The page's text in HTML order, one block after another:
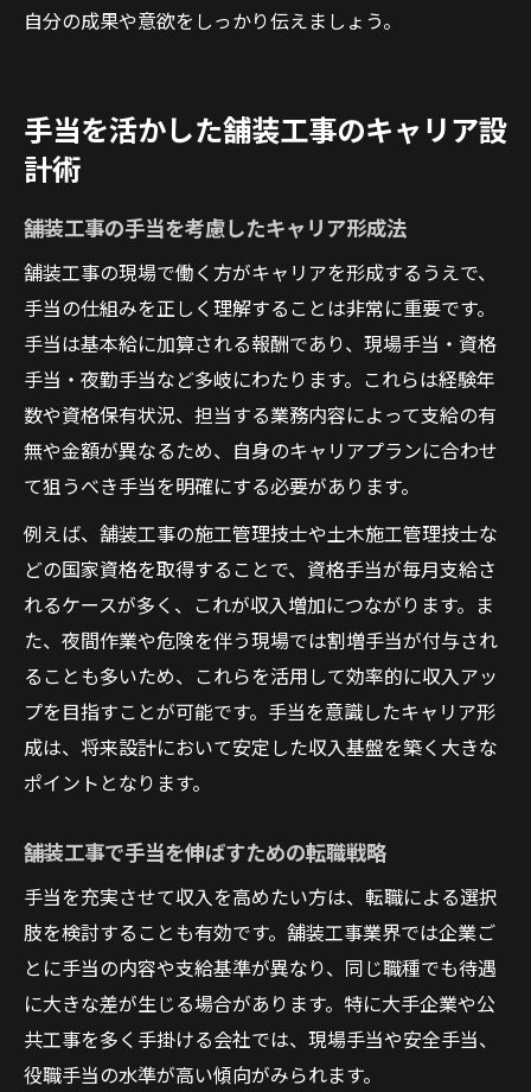
自分の成果や意欲をしっかり伝えましょう。
手当を活かした舗装工事のキャリア設
計術
舗装工事の手当を考慮したキャリア形成法
舗装工事の現場で働く方がキャリアを形成するうえで、
手当の仕組みを正しく理解することは非常に重要です。
手当は基本給に加算される報酬であり、現場手当・資格
手当・夜勤手当など多岐にわたります。これらは経験年
数や資格保有状況、担当する業務内容によって支給の有
無や金額が異なるため、自身のキャリアプランに合わせ
て狙うべき手当を明確にする必要があります。
例えば、舗装工事の施工管理技士や土木施工管理技士な
どの国家資格を取得することで、資格手当が毎月支給さ
れるケースが多く、これが収入増加につながります。ま
た、夜間作業や危険を伴う現場では割増手当が付与され
ることも多いため、これらを活用して効率的に収入アッ
プを目指すことが可能です。手当を意識したキャリア形
成は、将来設計において安定した収入基盤を築く大きな
ポイントとなります。
舗装工事で手当を伸ばすための転職戦略
手当を充実させて収入を高めたい方は、転職による選択
肢を検討することも有効です。舗装工事業界では企業ご
とに手当の内容や支給基準が異なり、同じ職種でも待遇
に大きな差が生じる場合があります。特に大手企業や公
共工事を多く手掛ける会社では、現場手当や安全手当、
役職手当の水準が高い傾向がみられます。